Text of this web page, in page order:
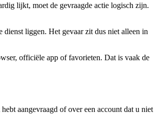
lijkt, moet de gevraagde actie logisch zijn.
liggen. Het gevaar zit dus niet alleen in
officiële app of favorieten. Dat is vaak de
aangevraagd of over een account dat u niet